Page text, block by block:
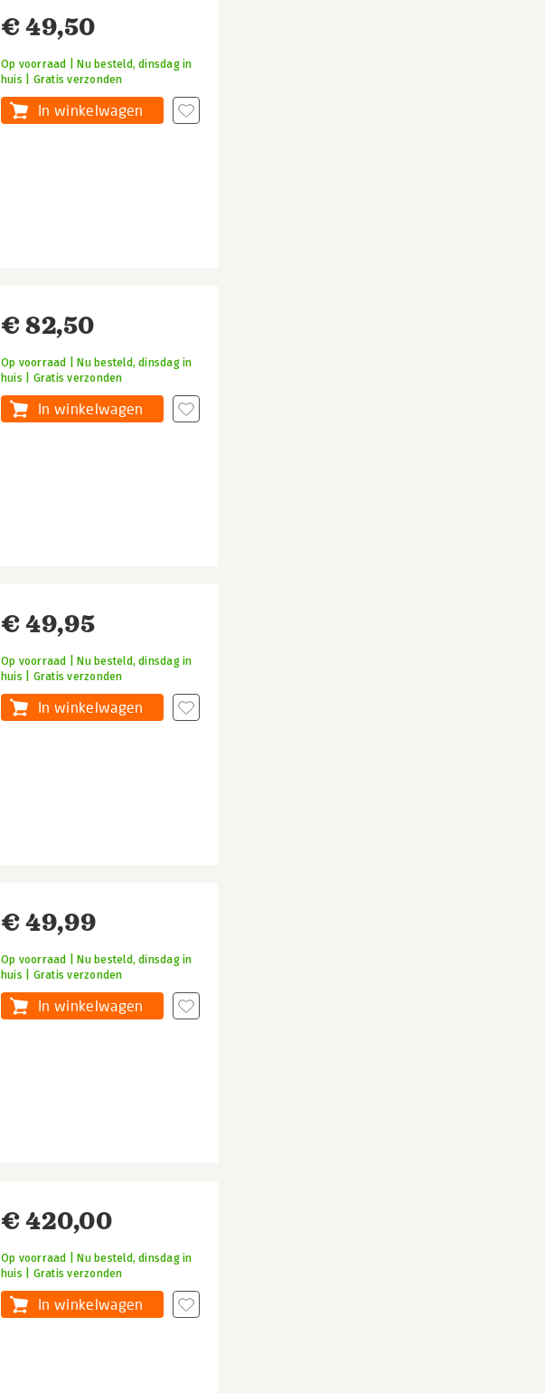
€ 49,50
Op voorraad | Nu besteld, dinsdag in
huis | Gratis verzonden
In winkelwagen
€ 82,50
Op voorraad | Nu besteld, dinsdag in
huis | Gratis verzonden
In winkelwagen
€ 49,95
Op voorraad | Nu besteld, dinsdag in
huis | Gratis verzonden
In winkelwagen
€ 49,99
Op voorraad | Nu besteld, dinsdag in
huis | Gratis verzonden
In winkelwagen
€ 420,00
Op voorraad | Nu besteld, dinsdag in
huis | Gratis verzonden
In winkelwagen